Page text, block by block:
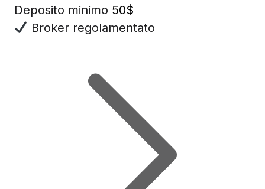
Deposito minimo 50$
Broker regolamentato